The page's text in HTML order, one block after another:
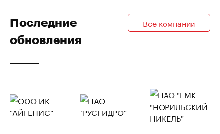
Последние
обновления
Все компании